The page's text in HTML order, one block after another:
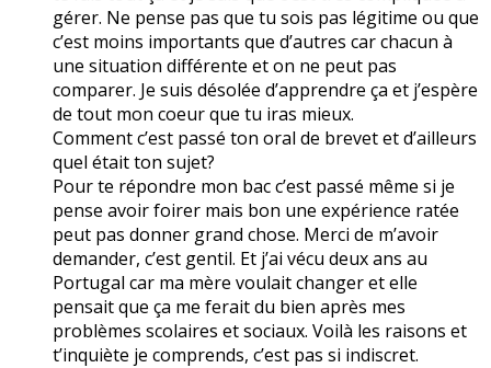
gérer. Ne pense pas que tu sois pas légitime ou que
c’est moins importants que d’autres car chacun à
une situation différente et on ne peut pas
comparer. Je suis désolée d’apprendre ça et j’espère
de tout mon coeur que tu iras mieux.
Comment c’est passé ton oral de brevet et d’ailleurs
quel était ton sujet?
Pour te répondre mon bac c’est passé même si je
pense avoir foirer mais bon une expérience ratée
peut pas donner grand chose. Merci de m’avoir
demander, c’est gentil. Et j’ai vécu deux ans au
Portugal car ma mère voulait changer et elle
pensait que ça me ferait du bien après mes
problèmes scolaires et sociaux. Voilà les raisons et
t’inquiète je comprends, c’est pas si indiscret.